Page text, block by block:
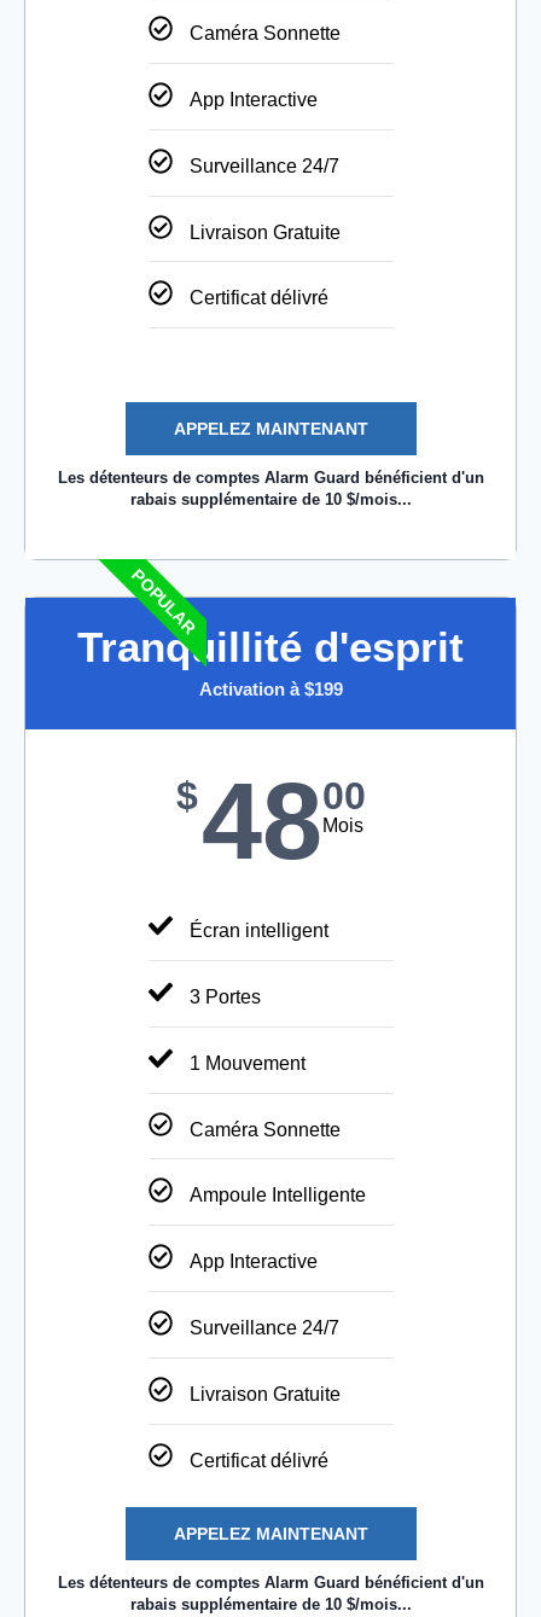
Caméra Sonnette
App Interactive
Surveillance 24/7
Livraison Gratuite
Certificat délivré
APPELEZ MAINTENANT
Les détenteurs de comptes Alarm Guard bénéficient d'un
rabais supplémentaire de 10 $/mois...
POPULAR
Tranquillité d'esprit
Activation à $199​
$4800
Mois
Écran intelligent
3 Portes
1 Mouvement
Caméra Sonnette
Ampoule Intelligente
App Interactive
Surveillance 24/7
Livraison Gratuite
Certificat délivré
APPELEZ MAINTENANT
Les détenteurs de comptes Alarm Guard bénéficient d'un
rabais supplémentaire de 10 $/mois...